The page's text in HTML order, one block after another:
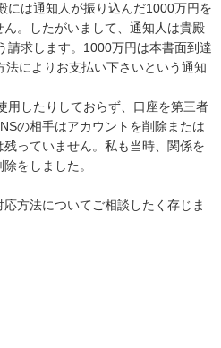
には通知人が振り込んだ1000万円を
。したがいまして、通知人は貴殿
請求します。1000万円は本書面到達
によりお支払い下さいという通知
用したりしておらず、口座を第三者
の相手はアカウントを削除または
っていません。私も当時、関係を
をしました。
方法についてご相談したく存じま